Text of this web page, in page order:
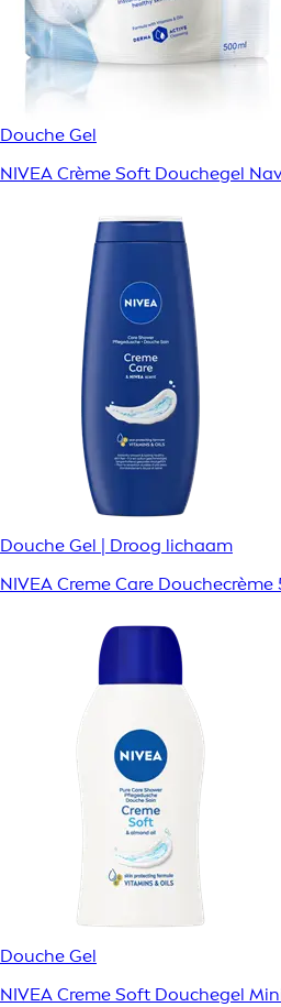
Douche Gel
NIVEA Crème Soft Douchegel
Douche Gel | Droog lichaam
NIVEA Creme Care Douchecrème
Douche Gel
NIVEA Creme Soft Douchegel